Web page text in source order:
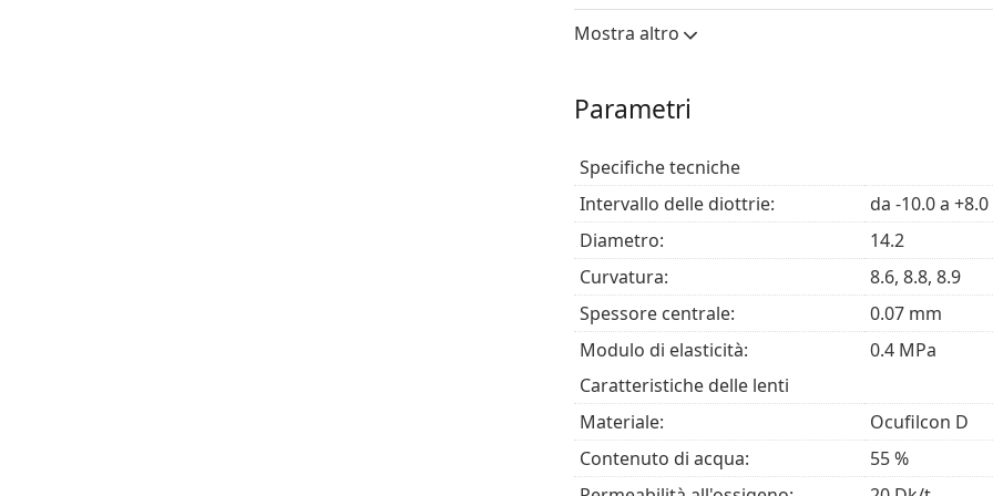
in situazioni difficili come durante la guida, lo
Chi ha bisogno di correggere
Chi cerca un prodotto con un buon rapporto
Domande frequenti
Per quanto tempo si possono indossare le
Si può dormire con le Biomedics 55
Altre lenti a contatto mensili
Mostra altro
Parametri
Specifiche tecniche
Intervallo delle diottrie:
da -10.0 a +8.0
Diametro:
14.2
Curvatura:
8.6, 8.8, 8.9
Spessore centrale:
0.07 mm
Modulo di elasticità:
0.4 MPa
Caratteristiche delle lenti
Materiale:
Ocufilcon D
Contenuto di acqua:
55 %